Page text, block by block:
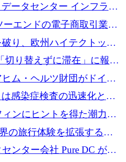
データセンター インフラス
の拡張に 5,000 万ドルを
ーエンドの電子商取引業務
トを構築するために 200
り、欧州ハイテクトップ
切り替えずに滞在」に報酬
ム・ヘルツ財団がドイツ
埋めるために2,000万ユー
基金を立ち上げる
は感染症検査の迅速化と抗
みに 500 万ポンドを寄付
ィンにヒントを得た潮力発
向けて 430 万ポンドを調
の旅行体験を拡張するた
獲得
ンター会社 Pure DC が欧